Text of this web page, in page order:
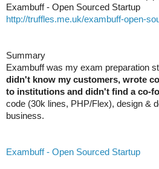
Exambuff - Open Sourced Startup
http://truffles.me.uk/exambuff-open-
Summary
Exambuff was my exam preparation
didn't know my customers, wrote
to institutions and didn't find a co-
code (30k lines, PHP/Flex), design &
business.
Exambuff - Open Sourced Startup